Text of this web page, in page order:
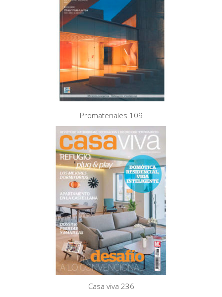
Promateriales 109
Casa viva 236